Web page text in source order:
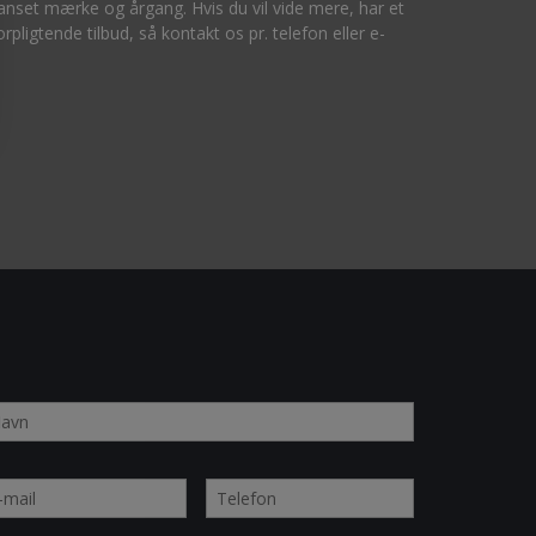
mærke og årgang. Hvis du vil vide mere, har et
tilbud, så kontakt os pr. telefon eller e-